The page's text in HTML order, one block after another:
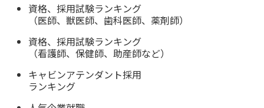
資格、採用試験ランキング
（医師、獣医師、歯科医師、薬剤師）
資格、採用試験ランキング
（看護師、保健師、助産師など）
キャビンアテンダント採用
ランキング